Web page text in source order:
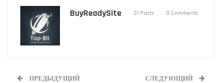
BuyReadySite 31 Posts 0 Comments
ПРЕДЫДУЩИЙ СЛЕДУЮЩИЙ